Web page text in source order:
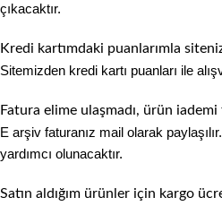
çıkacaktır.
Kredi kartımdaki puanlarımla
Sitemizden kredi kartı puanları ile
Fatura elime ulaşmadı, ürün
E arşiv faturanız mail olarak
yardımcı olunacaktır.
Satın aldığım ürünler için kargo